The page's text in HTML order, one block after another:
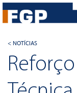
< NOTÍCIAS